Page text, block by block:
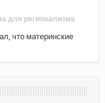
для регионализма
что материнские